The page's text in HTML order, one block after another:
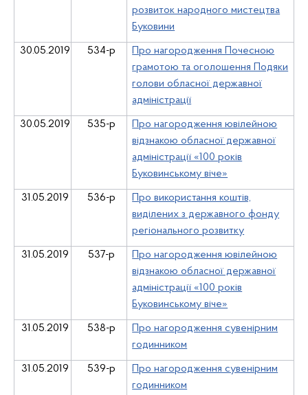
розвиток народного мистецтва
Буковини
30.05.2019 534-р
Про нагородження Почесною
грамотою та оголошення Подяки
голови обласної державної
адміністрації
30.05.2019 535-р
Про нагородження ювілейною
відзнакою обласної державної
адміністрації «100 років
Буковинському віче»
31.05.2019 536-р
Про використання коштів,
виділених з державного фонду
регіонального розвитку
31.05.2019 537-р
Про нагородження ювілейною
відзнакою обласної державної
адміністрації «100 років
Буковинському віче»
31.05.2019 538-р
Про нагородження сувенірним
годинником
31.05.2019 539-р
Про нагородження сувенірним
годинником